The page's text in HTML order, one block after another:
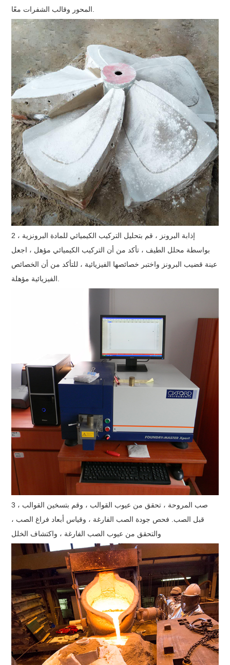
2 ، إذابة البرونز ، قم بتحليل التركيب الكيميائي للمادة البرونزية
بواسطة محلل الطيف ، تأكد من أن التركيب الكيميائي مؤهل ، اجعل
عينة قضيب البرونز واختبر خصائصها الفيزيائية ، للتأكد من أن الخصائص
3 ، صب المروحة ، تحقق من عيوب القوالب ، وقم بتسخين القوالب
قبل الصب. فحص جودة الصب الفارغة ، وقياس أبعاد فراغ الصب ،
والتحقق من عيوب الصب الفارغة ، واكتشاف الخلل